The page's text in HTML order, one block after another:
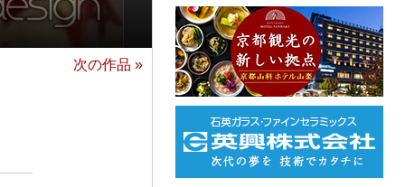
次の作品 »